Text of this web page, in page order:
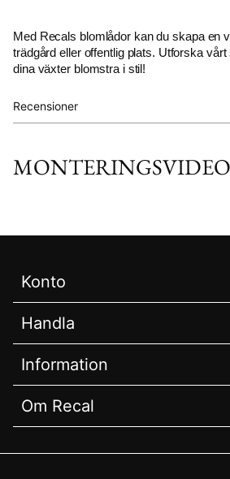
Med Recals blomlådor kan du skapa en
trädgård eller offentlig plats. Utforska
dina växter blomstra i stil!
Recensioner
Konto
Handla
Information
Om Recal